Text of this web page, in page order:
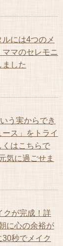
には4つのメ
マのセレモニ
した
う実からでき
ス」をトライ
くはこちらで
気に過ごせま
が完成！詳
に心の余裕が
秒でメイク